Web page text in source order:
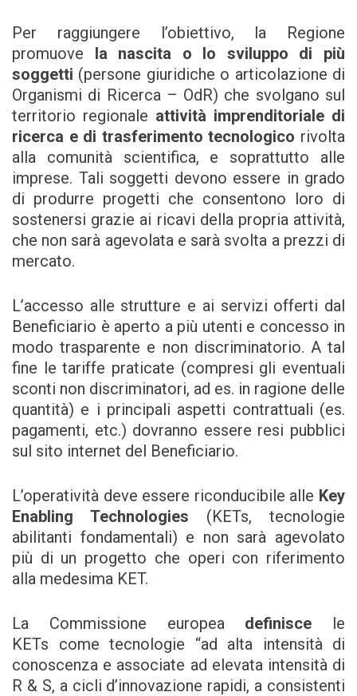
Per raggiungere l’obiettivo, la Regione
promuove la nascita o lo sviluppo di più
soggetti (persone giuridiche o articolazione di
Organismi di Ricerca – OdR) che svolgano sul
territorio regionale attività imprenditoriale di
ricerca e di trasferimento tecnologico rivolta
alla comunità scientifica, e soprattutto alle
imprese. Tali soggetti devono essere in grado
di produrre progetti che consentono loro di
sostenersi grazie ai ricavi della propria attività,
che non sarà agevolata e sarà svolta a prezzi di
mercato.
L’accesso alle strutture e ai servizi offerti dal
Beneficiario è aperto a più utenti e concesso in
modo trasparente e non discriminatorio. A tal
fine le tariffe praticate (compresi gli eventuali
sconti non discriminatori, ad es. in ragione delle
quantità) e i principali aspetti contrattuali (es.
pagamenti, etc.) dovranno essere resi pubblici
sul sito internet del Beneficiario.
L’operatività deve essere riconducibile alle Key
Enabling Technologies (KETs, tecnologie
abilitanti fondamentali) e non sarà agevolato
più di un progetto che operi con riferimento
alla medesima KET.
La Commissione europea definisce le
KETs come tecnologie “ad alta intensità di
conoscenza e associate ad elevata intensità di
R & S, a cicli d’innovazione rapidi, a consistenti